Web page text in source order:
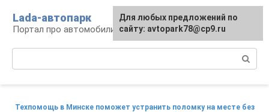
контенту
Lada-автопарк
Портал про автомобили Lada
Техпомощь в Минске поможет устранить поломку на месте без
Для любых предложений по
сайту: avtopark78@cp9.ru